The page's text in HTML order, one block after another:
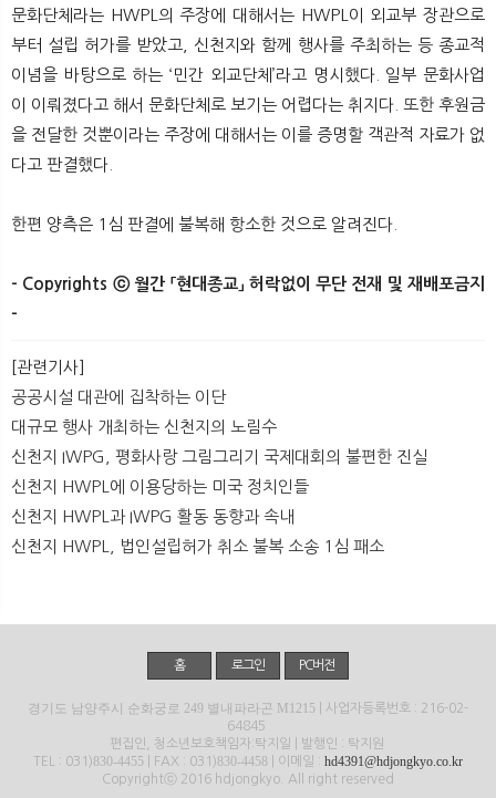
문화단체라는 HWPL의 주장에 대해서는 HWPL이 외교부 장관으로
부터 설립 허가를 받았고, 신천지와 함께 행사를 주최하는 등 종교적
이념을 바탕으로 하는 ‘민간 외교단체’라고 명시했다. 일부 문화사업
이 이뤄졌다고 해서 문화단체로 보기는 어렵다는 취지다. 또한 후원금
을 전달한 것뿐이라는 주장에 대해서는 이를 증명할 객관적 자료가 없
다고 판결했다.
한편 양측은 1심 판결에 불복해 항소한 것으로 알려진다.
- Copyrights ⓒ 월간 「현대종교」 허락없이 무단 전재 및 재배포금지
-​
[관련기사]
공공시설 대관에 집착하는 이단
대규모 행사 개최하는 신천지의 노림수
신천지 IWPG, 평화사랑 그림그리기 국제대회의 불편한 진실
신천지 HWPL에 이용당하는 미국 정치인들
신천지 HWPL과 IWPG 활동 동향과 속내
신천지 HWPL, 법인설립허가 취소 불복 소송 1심 패소
홈 로그인 PC버전
경기도 남양주시 순화궁로 249 별내파라곤 M1215 | 사업자등록번호 : 216-02-
64845
편집인, 청소년보호책임자:탁지일 | 발행인 : 탁지원
TEL : 031)830-4455 | FAX : 031)830-4458 | 이메일 : hd4391@hdjongkyo.co.kr
Copyrightⓒ 2016 hdjongkyo. All right reserved